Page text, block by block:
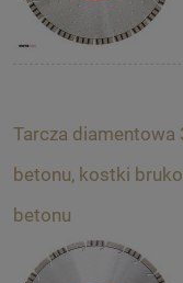
Tarcza diamentowa
betonu, kostki
betonu